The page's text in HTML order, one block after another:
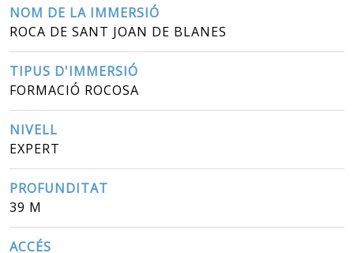
NOM DE LA IMMERSIÓ
ROCA DE SANT JOAN DE BLANES
TIPUS D'IMMERSIÓ
FORMACIÓ ROCOSA
NIVELL
EXPERT
PROFUNDITAT
39 M
ACCÉS